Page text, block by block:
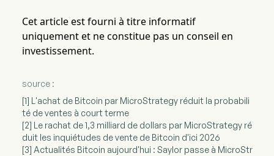
Cet article est fourni à titre informatif
uniquement et ne constitue pas un conseil en
investissement.
source :
[1] L'achat de Bitcoin par MicroStrategy réduit la probabili
té de ventes à court terme
[2] Le rachat de 1,3 milliard de dollars par MicroStrategy ré
duit les inquiétudes de vente de Bitcoin d'ici 2026
[3] Actualités Bitcoin aujourd'hui : Saylor passe à MicroStr